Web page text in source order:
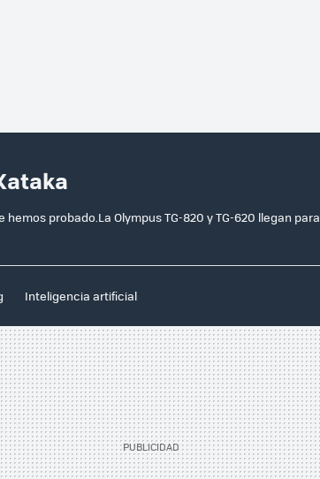
probado.La Olympus TG-820 y TG-620 llegan para
Inteligencia artificial